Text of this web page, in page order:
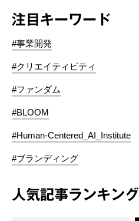
注目キーワード
#事業開発
#クリエイティビティ
#ファンダム
#BLOOM
#Human-Centered_AI_Institute
#ブランディング
人気記事ランキング